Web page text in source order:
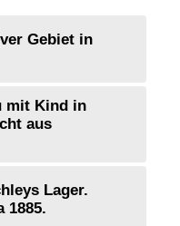
Gebiet in
mit Kind in
aus
Lager.
1885.